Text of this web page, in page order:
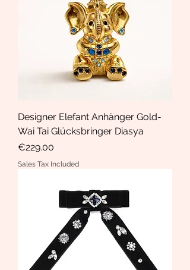
Designer Elefant Anhänger Gold-
Wai Tai Glücksbringer Diasya
Price
€229.00
Sales Tax Included